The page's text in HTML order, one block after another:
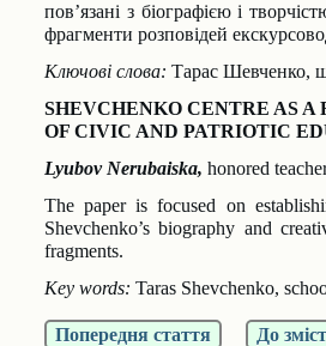
пов’язані з біографієюі
фрагменти розповідей
Ключові слова: Тарас Шевченко,
SHEVCHENKO CENTRE AS A
OF CIVIC AND PATRIOTIC
Lyubov Nerubaiska, honored
The paper is focused on
Shevchenko’s biography and
fragments.
Key words: Taras Shevchenko,
Попередня стаття До